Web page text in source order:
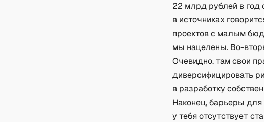
22 млрд рублей в год
в источниках
проектов с малым
мы нацелены. Во-
Очевидно, там свои
диверсифицировать
в разработку
Наконец, барьеры для
у тебя отсутствует